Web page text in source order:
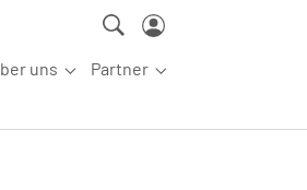
Fortbildung"
for "Angebot"
uns
Submenu for "Über uns"
Partner
Submenu for